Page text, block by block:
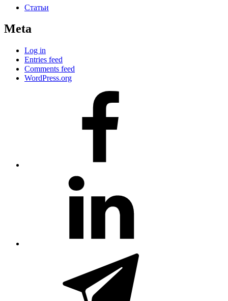
Статьи
Meta
Log in
Entries feed
Comments feed
WordPress.org